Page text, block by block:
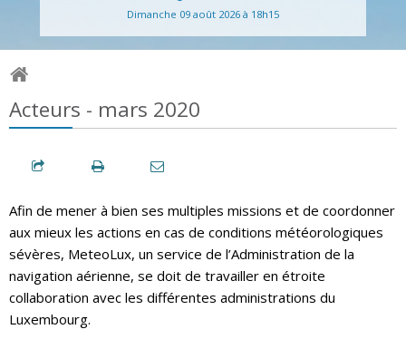
Dimanche 09 août 2026 à 18h15
Acteurs - mars 2020
Afin de mener à bien ses multiples missions et de coordonner
aux mieux les actions en cas de conditions météorologiques
sévères, MeteoLux, un service de l’Administration de la
navigation aérienne, se doit de travailler en étroite
collaboration avec les différentes administrations du
Luxembourg.